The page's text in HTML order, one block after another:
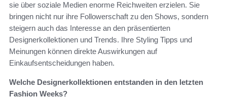
sie über soziale Medien enorme Reichweiten erzielen. Sie
bringen nicht nur ihre Followerschaft zu den Shows, sondern
steigern auch das Interesse an den präsentierten
Designerkollektionen und Trends. Ihre Styling Tipps und
Meinungen können direkte Auswirkungen auf
Einkaufsentscheidungen haben.
Welche Designerkollektionen entstanden in den letzten
Fashion Weeks?